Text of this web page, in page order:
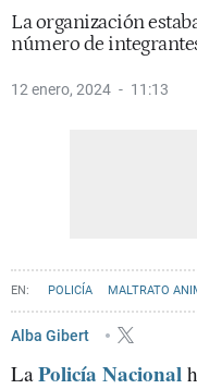
La organización
número de
12 enero, 2024 11:13
POLICÍA MALTRATO
Alba Gibert
LaPolicía Nacional